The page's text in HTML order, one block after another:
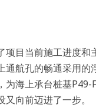
项目当前施工进度
通航孔的畅通采用
为海上承台桩基
向前迈进了一步。